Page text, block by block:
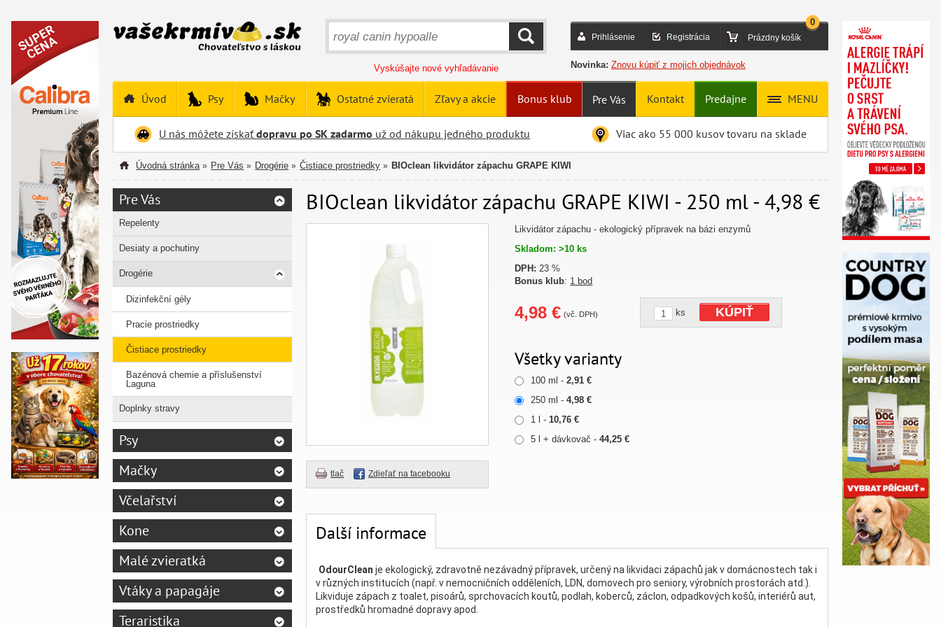
Prihlásenie Registrácia Prázdny košík
0
Novinka: Znovu kúpiť z mojich objednávok
HĽADAŤ
Vyskúšajte nové vyhľadávanie
Úvod Psy Mačky Ostatné zvieratá Zľavy a akcie Bonus klub Pre Vás Kontakt Predajne MENU
U nás môžete získaťdopravu po SK zadarmo už od nákupu jedného produktu Viac ako 55 000 kusov tovaru na sklade
Úvodná stránka » Pre Vás » Drogérie » Čistiace prostriedky » BIOclean likvidátor zápachu GRAPE KIWI
BIOclean likvidátor zápachu GRAPE KIWI - 250 ml - 4,98 €
tlač Zdieľať na facebooku
Likvidátor zápachu - ekologický přípravek na bázi enzymů
Skladom: >10 ks
DPH: 23 %
Bonus klub: 1 bod
4,98 € (vč. DPH) ks KÚPIŤ
Všetky varianty
100 ml -2,91 €
250 ml -4,98 €
1 l -10,76 €
5 l + dávkovač -44,25 €
Další informace
OdourCleanje ekologický, zdravotně nezávadný přípravek, určený na likvidaci zápachů jak v domácnostech tak i
v různých institucích (např. v nemocničních odděleních, LDN, domovech pro seniory, výrobních prostorách atd.).
Likviduje zápach z toalet, pisoárů, sprchovacích koutů, podlah, koberců, záclon, odpadkových košů, interiérů aut,
prostředků hromadné dopravy apod.
Pre Vás
Repelenty
Desiaty a pochutiny
Drogérie
Dizinfekční gély
Pracie prostriedky
Čistiace prostriedky
Bazénová chemie a příslušenství
Laguna
Doplnky stravy
Psy
Mačky
Včelařství
Kone
Malé zvieratká
Vtáky a papagáje
Teraristika